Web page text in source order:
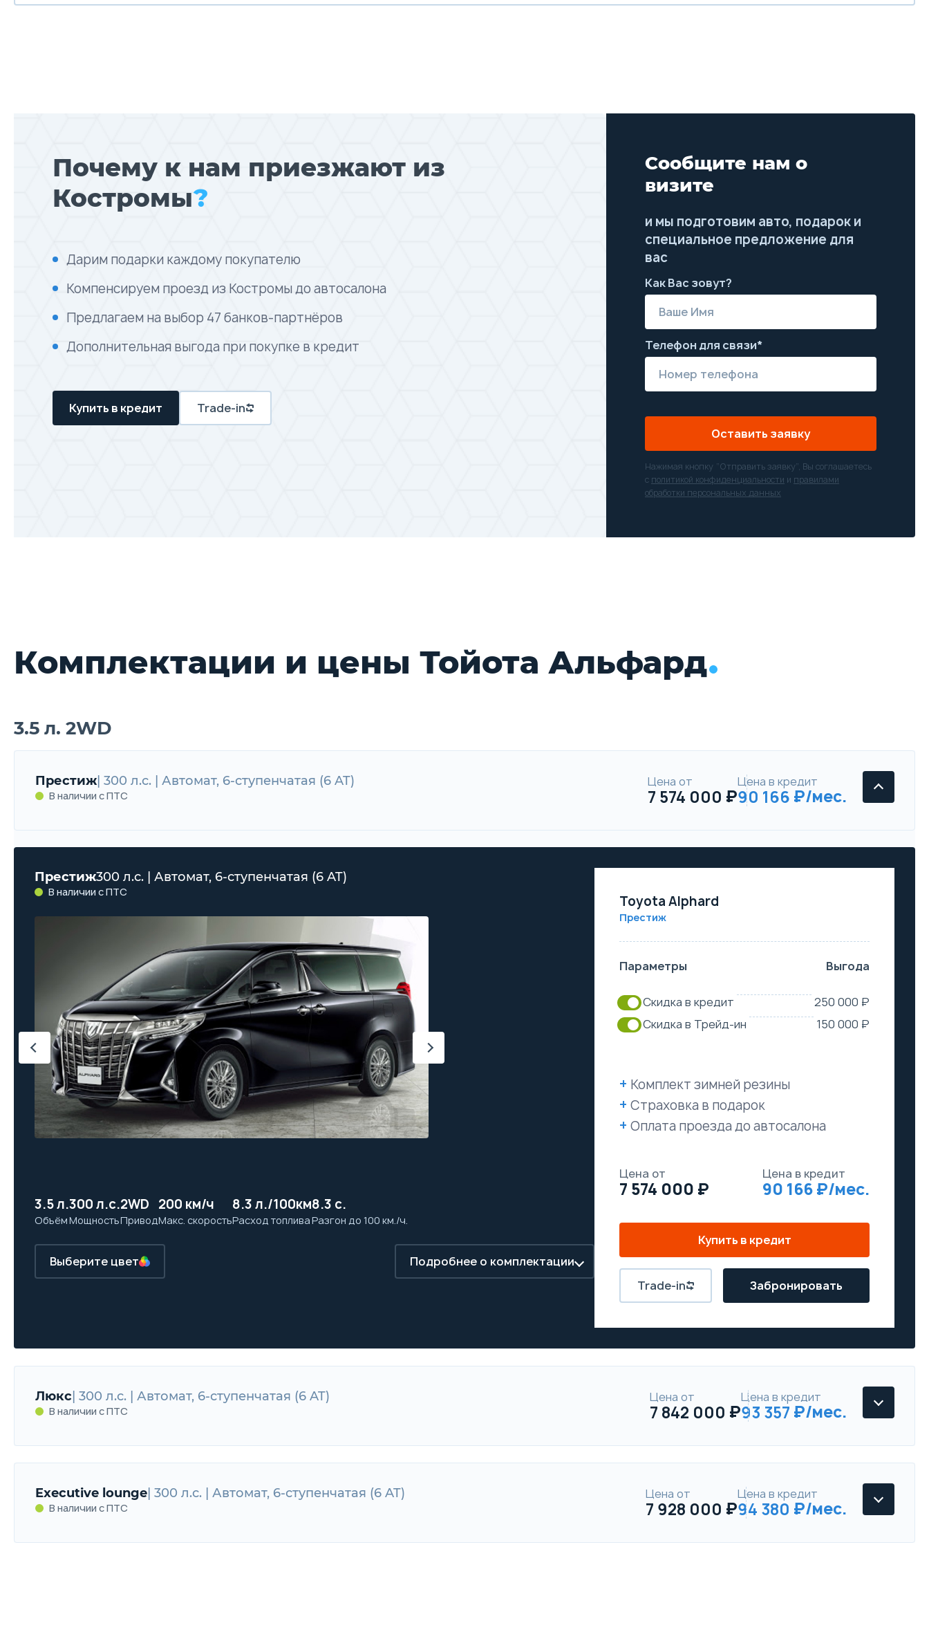
Почему к нам приезжают из
Костромы?
Дарим подарки каждому покупателю
Компенсируем проезд из Костромы до автосалона
Предлагаем на выбор 47 банков-партнёров
Дополнительная выгода при покупке в кредит
Купить в кредит Trade-in
Сообщите нам о
визите
и мы подготовим авто, подарок и
специальное предложение для
вас
Как Вас зовут?
Телефон для связи*
Оставить заявку
Нажимая кнопку “Отправить заявку”, Вы соглашаетесь
с политикой конфиденциальности и правилами
обработки персональных данных
Комплектации и цены Тойота Альфард
3.5 л. 2WD
Престиж | 300 л.с. | Автомат, 6-ступенчатая (6 AT)
В наличии с ПТС
Цена от
7 574 000
Цена в кредит
90 166
Престиж300 л.с. | Автомат, 6-ступенчатая (6 AT)
В наличии с ПТС
3.5 л.
Объём
300 л.с.
Мощность
2WD
Привод
200 км/ч
Макс. скорость
8.3 л./100км
Расход топлива
8.3 с.
Разгон до 100 км./ч.
Выберите цвет Подробнее о комплектации
Toyota Alphard
Престиж
Параметры Выгода
Скидка в кредит
250 000 ₽
Скидка в Трейд-ин
150 000 ₽
Комплект зимней резины
Страховка в подарок
Оплата проезда до автосалона
Цена от
7 574 000
Цена в кредит
90 166
Купить в кредит
Trade-in Забронировать
Люкс | 300 л.с. | Автомат, 6-ступенчатая (6 AT)
В наличии с ПТС
Цена от
7 842 000
Цена в кредит
93 357
Люкс300 л.с. | Автомат, 6-ступенчатая (6 AT)
В наличии с ПТС
Toyota Alphard
Executive lounge | 300 л.с. | Автомат, 6-ступенчатая (6 AT)
В наличии с ПТС
Цена от
7 928 000
Цена в кредит
94 380